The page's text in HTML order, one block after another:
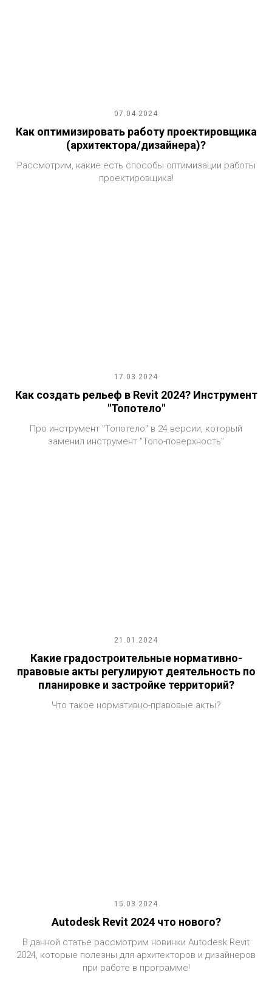
07.04.2024
Как оптимизировать работу проектировщика
(архитектора/дизайнера)?
Рассмотрим, какие есть способы оптимизации работы
проектировщика!
17.03.2024
Как создать рельеф в Revit 2024? Инструмент
"Топотело"
Про инструмент "Топотело" в 24 версии, который
заменил инструмент "Топо-поверхность"
21.01.2024
Какие градостроительные нормативно-
правовые акты регулируют деятельность по
планировке и застройке территорий?
Что такое нормативно-правовые акты?
15.03.2024
Autodesk Revit 2024 что нового?
В данной статье рассмотрим новинки Autodesk Revit
2024, которые полезны для архитекторов и дизайнеров
при работе в программе!